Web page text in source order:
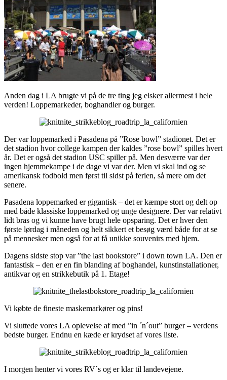
Anden dag i LA brugte vi på de tre ting jeg elsker allermest i hele
verden! Loppemarkeder, boghandler og burger.
Der var loppemarked i Pasadena på ”Rose bowl” stadionet. Det er
det stadion hvor college kampen der kaldes ”rose bowl” spilles hvert
år. Det er også det stadion USC spiller på. Men desværre var der
ingen hjemmekampe i de dage vi var der. Men vi skal ind og se
amerikansk fodbold men først til sidst på ferien, så mere om det
senere.
Pasadena loppemarked er gigantisk – det er kæmpe stort og delt op
med både klassiske loppemarked og unge designere. Der var relativt
lidt bras og vi kunne have brugt hele opsparing. Det er hver den
første lørdag i måneden og helt sikkert et besøg værd både for at se
på mennesker men også for at få unikke souvenirs med hjem.
Dagens sidste stop var ”the last bookstore” i down town LA. Den er
fantastisk – den er en fin blanding af boghandel, kunstinstallationer,
antikvar og en strikkebutik på 1. Etage!
Vi købte de fineste maskemarkører og pins!
Vi sluttede vores LA oplevelse af med ”in ´n´out” burger – verdens
bedste burger. Endnu en kæde er krydset af vores liste.
I morgen henter vi vores RV´s og er klar til landevejene.